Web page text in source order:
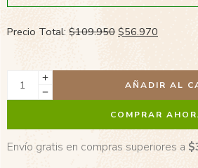
Precio Total: $109.950 $56.970
AÑADIR AL
COMPRAR
Envío gratis en compras superiores a $